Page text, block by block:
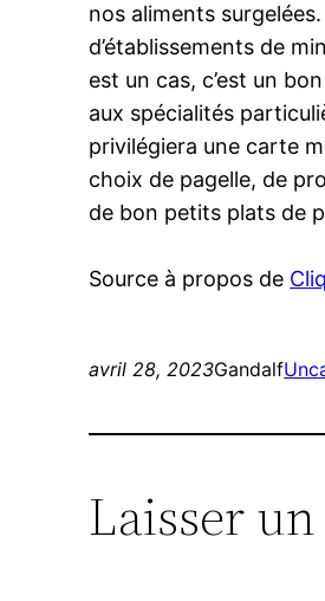
nos aliments
d’établissements de
est un cas, c’est un
aux spécialités
privilégiera une carte
choix de pagelle, de
de bon petits plats de
Source à propos de
avril 28, 2023Gandalf
Laisser